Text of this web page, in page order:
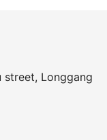
street, Longgang